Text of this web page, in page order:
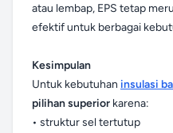
atau lembap, EPS tetap
efektif untuk berbagai
Kesimpulan
Untuk kebutuhan insulasi
pilihan superior karena:
• struktur sel tertutup